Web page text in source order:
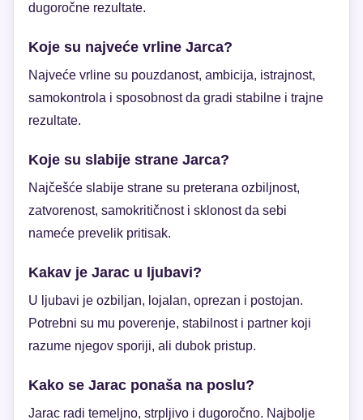
dugoročne rezultate.
Koje su najveće vrline Jarca?
Najveće vrline su pouzdanost, ambicija, istrajnost,
samokontrola i sposobnost da gradi stabilne i trajne
rezultate.
Koje su slabije strane Jarca?
Najčešće slabije strane su preterana ozbiljnost,
zatvorenost, samokritičnost i sklonost da sebi
nameće prevelik pritisak.
Kakav je Jarac u ljubavi?
U ljubavi je ozbiljan, lojalan, oprezan i postojan.
Potrebni su mu poverenje, stabilnost i partner koji
razume njegov sporiji, ali dubok pristup.
Kako se Jarac ponaša na poslu?
Jarac radi temeljno, strpljivo i dugoročno. Najbolje